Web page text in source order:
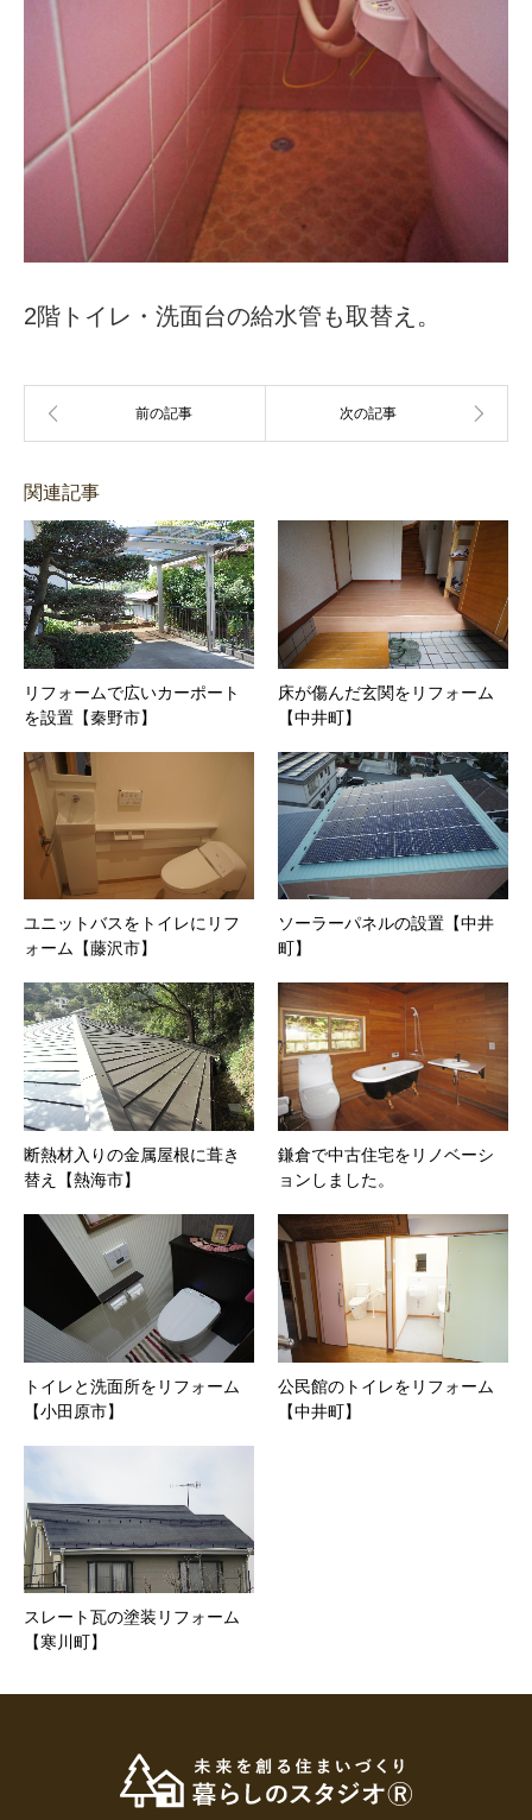
2階トイレ・洗面台の給水管も取替え。
関連記事
リフォームで広いカーポート
を設置【秦野市】
床が傷んだ玄関をリフォーム
【中井町】
ユニットバスをトイレにリフ
ォーム【藤沢市】
ソーラーパネルの設置【中井
町】
断熱材入りの金属屋根に葺き
替え【熱海市】
鎌倉で中古住宅をリノベーシ
ョンしました。
トイレと洗面所をリフォーム
【小田原市】
公民館のトイレをリフォーム
【中井町】
スレート瓦の塗装リフォーム
【寒川町】